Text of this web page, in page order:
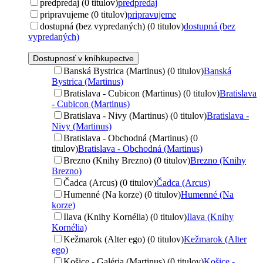
predpredaj (0 titulov)predpredaj
pripravujeme (0 titulov)pripravujeme
dostupná (bez vypredaných) (0 titulov)dostupná (bez
vypredaných)
Dostupnosť v kníhkupectve
Banská Bystrica (Martinus) (0 titulov)Banská
Bystrica (Martinus)
Bratislava - Cubicon (Martinus) (0 titulov)Bratislava
- Cubicon (Martinus)
Bratislava - Nivy (Martinus) (0 titulov)Bratislava -
Nivy (Martinus)
Bratislava - Obchodná (Martinus) (0
titulov)Bratislava - Obchodná (Martinus)
Brezno (Knihy Brezno) (0 titulov)Brezno (Knihy
Brezno)
Čadca (Arcus) (0 titulov)Čadca (Arcus)
Humenné (Na korze) (0 titulov)Humenné (Na
korze)
Ilava (Knihy Kornélia) (0 titulov)Ilava (Knihy
Kornélia)
Kežmarok (Alter ego) (0 titulov)Kežmarok (Alter
ego)